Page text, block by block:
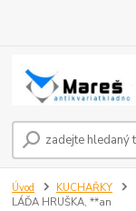
Úvod KUCHAŘKY
LÁĎA HRUŠKA, **an